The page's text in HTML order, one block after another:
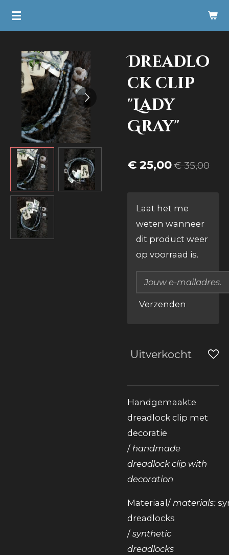
Ga
hoofdinhoud
Dreadlo
ck clip
"Lady
Gray"
€ 25,00€ 35,00
Laat het me
weten wanneer
dit product weer
op voorraad is.
Verzenden
Uitverkocht
Handgemaakte
dreadlock clip met
decoratie
/ handmade
dreadlock clip with
decoration
Materiaal/ materials:
dreadlocks
/ synthetic
dreadlocks